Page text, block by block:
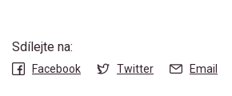
Sdílejte na:
Facebook Twitter Email